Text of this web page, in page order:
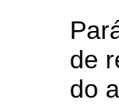
de
do